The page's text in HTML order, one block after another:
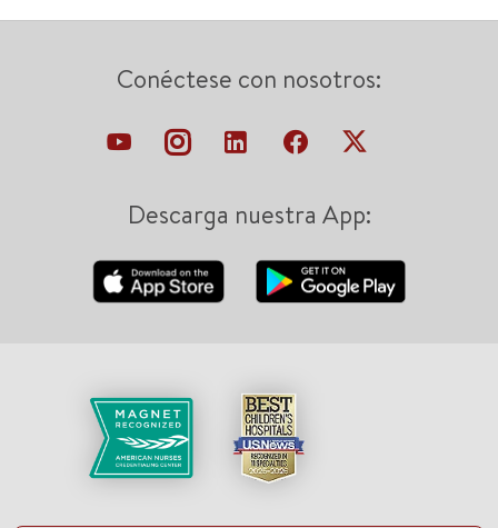
Conéctese con nosotros:
Descarga nuestra App: